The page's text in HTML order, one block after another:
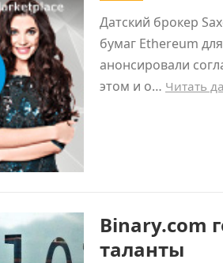
Датский брокер
бумаг Ethereum
анонсировали
этом и о… Читать
Binary.com
таланты